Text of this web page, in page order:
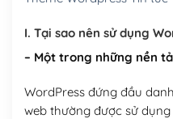
Hosting 5GB SSD (1
Hosting 8GB SSD (1
I. Tại sao nên sử dụng
– Một trong những nền
WordPress đứng đầu
web thường được sử